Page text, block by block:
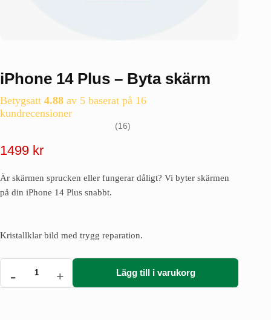
iPhone 14 Plus – Byta skärm
Betygsatt 4.88 av 5 baserat på 16
kundrecensioner
16
1499 kr
Är skärmen sprucken eller fungerar dåligt? Vi byter skärmen
på din iPhone 14 Plus snabbt.
Kristallklar bild med trygg reparation.
iPhone
14
Lägg till i varukorg